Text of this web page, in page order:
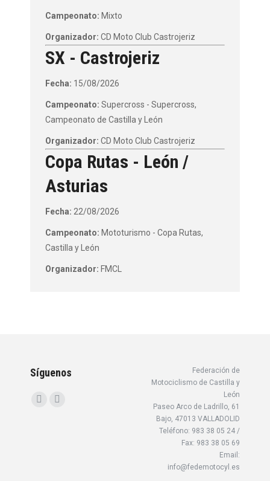
Campeonato: Mixto
Organizador: CD Moto Club Castrojeriz
SX - Castrojeriz
Fecha: 15/08/2026
Campeonato: Supercross - Supercross,
Campeonato de Castilla y León
Organizador: CD Moto Club Castrojeriz
Copa Rutas - León /
Asturias
Fecha: 22/08/2026
Campeonato: Mototurismo - Copa Rutas,
Castilla y León
Organizador: FMCL
Síguenos
Encuéntranos en:
Federación de
Motociclismo de Castilla y
León
Paseo Arco de Ladrillo, 61
Bajo, 47013 VALLADOLID
Teléfono: 983 38 05 24 /
Fax: 983 38 05 69
Email:
info@fedemotocyl.es